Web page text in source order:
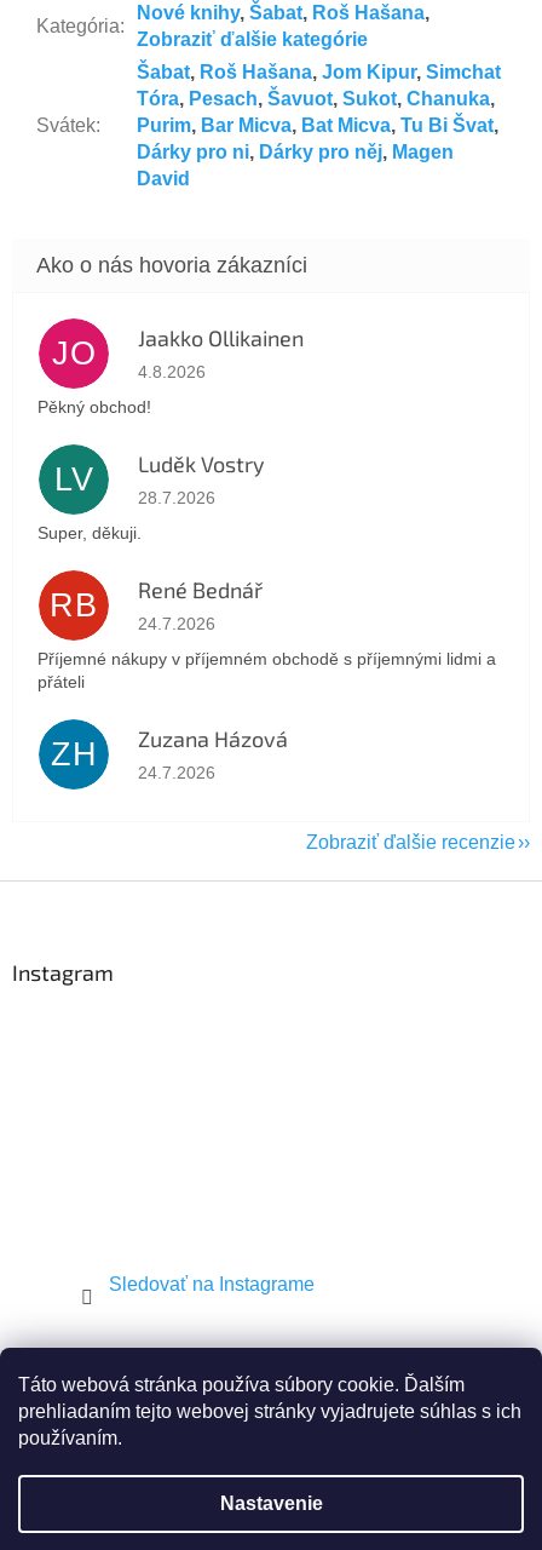
Táto webová stránka používa súbory cookie. Ďalším
prehliadaním tejto webovej stránky vyjadrujete súhlas s ich
používaním.
Nastavenie
Kategória:
Nové knihy, Šabat, Roš Hašana,
Zobraziť ďalšie kategórie
Svátek:
Šabat, Roš Hašana, Jom Kipur, Simchat
Tóra, Pesach, Šavuot, Sukot, Chanuka,
Purim, Bar Micva, Bat Micva, Tu Bi Švat,
Dárky pro ni, Dárky pro něj, Magen
David
JO Jaakko Ollikainen
Hodnotenie obchodu je 5 z 5 hviezdičiek.
4.8.2026
Pěkný obchod!
LV Luděk Vostry
Hodnotenie obchodu je 5 z 5 hviezdičiek.
28.7.2026
Super, děkuji.
RB René Bednář
Hodnotenie obchodu je 5 z 5 hviezdičiek.
24.7.2026
Příjemné nákupy v příjemném obchodě s příjemnými lidmi a
přáteli
ZH Zuzana Házová
Hodnotenie obchodu je 5 z 5 hviezdičiek.
24.7.2026
Zobraziť ďalšie recenzie
Instagram
Sledovať na Instagrame
Vytvoril Shoptet